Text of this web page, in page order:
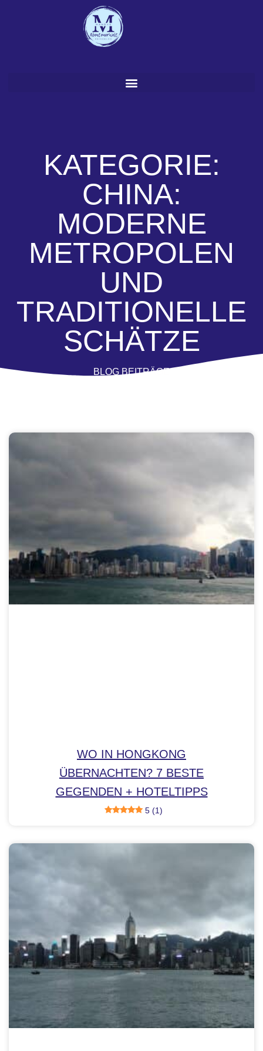
KATEGORIE:
CHINA:
MODERNE
METROPOLEN
UND
TRADITIONELLE
SCHÄTZE
BLOG BEITRÄGE
WO IN HONGKONG
ÜBERNACHTEN? 7 BESTE
GEGENDEN + HOTELTIPPS
5 (1)